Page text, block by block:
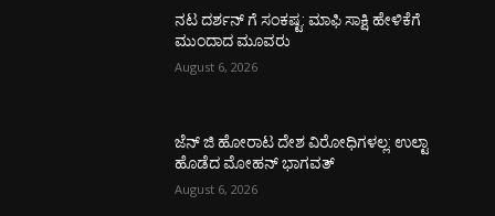
ನಟ ದರ್ಶನ್ ಗೆ ಸಂಕಷ್ಟ: ಮಾಫಿ ಸಾಕ್ಷಿ ಹೇಳಿಕೆಗೆ
ಮುಂದಾದ ಮೂವರು
August 6, 2026
ಜೆನ್ ಜಿ ಹೋರಾಟ ದೇಶ ವಿರೋಧಿಗಳಲ್ಲ: ಉಲ್ಟಾ
ಹೊಡೆದ ಮೋಹನ್ ಭಾಗವತ್
August 6, 2026